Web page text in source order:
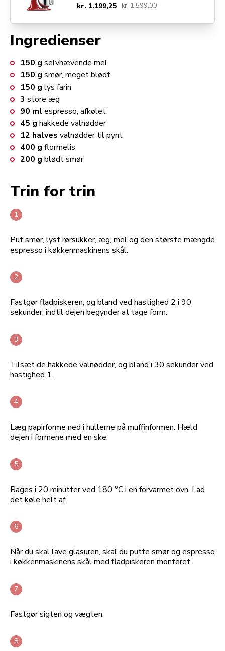
Ingredienser
150 g selvhævende mel
150 g smør, meget blødt
150 g lys farin
3 store æg
90 ml espresso, afkølet
45 g hakkede valnødder
12 halves valnødder til pynt
400 g flormelis
200 g blødt smør
Trin for trin
Put smør, lyst rørsukker, æg, mel og den største mængde
espresso i køkkenmaskinens skål.
Fastgør fladpiskeren, og bland ved hastighed 2 i 90
sekunder, indtil dejen begynder at tage form.
Tilsæt de hakkede valnødder, og bland i 30 sekunder ved
hastighed 1.
Læg papirforme ned i hullerne på muffinformen. Hæld
dejen i formene med en ske.
Bages i 20 minutter ved 180 °C i en forvarmet ovn. Lad
det køle helt af.
Når du skal lave glasuren, skal du putte smør og espresso
i køkkenmaskinens skål med fladpiskeren monteret.
Fastgør sigten og vægten.
kr. 1.199,25 kr. 1.599,00